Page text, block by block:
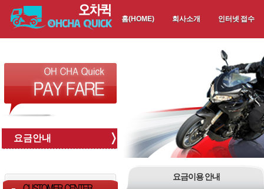
홈(HOME) 회사소개 인터넷 접수
요금안내
요금이용 안내